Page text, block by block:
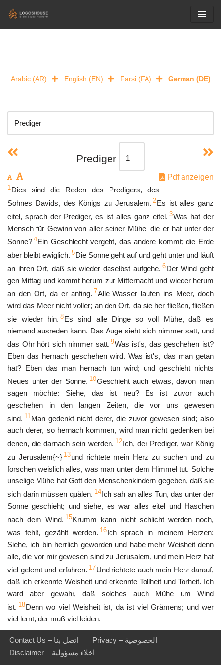
Arabic (AR) English (EN) Farsi (FA) German (DE)
Prediger
Pdf anzeigen
1Dies sind die Reden des Predigers, des
Sohnes Davids, des Königs zu Jerusalem. 2Es ist alles ganz
eitel, sprach der Prediger, es ist alles ganz eitel. 3Was hat der
Mensch für Gewinn von aller seiner Mühe, die er hat unter der
Sonne? 4Ein Geschlecht vergeht, das andere kommt; die Erde
aber bleibt ewiglich. 5Die Sonne geht auf und geht unter und läuft
an ihren Ort, daß sie wieder daselbst aufgehe. 6Der Wind geht
gen Mittag und kommt herum zur Mitternacht und wieder herum
an den Ort, da er anfing. 7Alle Wasser laufen ins Meer, doch
wird das Meer nicht voller; an den Ort, da sie her fließen, fließen
sie wieder hin. 8Es sind alle Dinge so voll Mühe, daß es
niemand ausreden kann. Das Auge sieht sich nimmer satt, und
das Ohr hört sich nimmer satt. 9Was ist's, das geschehen ist?
Eben das hernach geschehen wird. Was ist's, das man getan
hat? Eben das man hernach tun wird; und geschieht nichts
Neues unter der Sonne. 10Geschieht auch etwas, davon man
sagen möchte: Siehe, das ist neu? Es ist zuvor auch
geschehen in den langen Zeiten, die vor uns gewesen
sind. 11Man gedenkt nicht derer, die zuvor gewesen sind; also
auch derer, so hernach kommen, wird man nicht gedenken bei
denen, die darnach sein werden. 12Ich, der Prediger, war König
zu Jerusalem{~} 13und richtete mein Herz zu suchen und zu
forschen weislich alles, was man unter dem Himmel tut. Solche
unselige Mühe hat Gott den Menschenkindern gegeben, daß sie
sich darin müssen quälen. 14Ich sah an alles Tun, das unter der
Sonne geschieht; und siehe, es war alles eitel und Haschen
nach dem Wind. 15Krumm kann nicht schlicht werden noch,
was fehlt, gezählt werden. 16Ich sprach in meinem Herzen:
Siehe, ich bin herrlich geworden und habe mehr Weisheit denn
alle, die vor mir gewesen sind zu Jerusalem, und mein Herz hat
viel gelernt und erfahren. 17Und richtete auch mein Herz darauf,
daß ich erkennte Weisheit und erkennte Tollheit und Torheit. Ich
ward aber gewahr, daß solches auch Mühe um Wind
ist. 18Denn wo viel Weisheit ist, da ist viel Grämens; und wer
viel lernt, der muß viel leiden.
Contact Us – اتصل بنا
Privacy – الخصوصية
Disclaimer – اخلاء مسؤولية